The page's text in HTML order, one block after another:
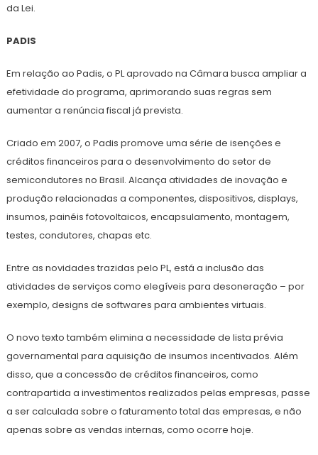
da Lei.
PADIS
Em relação ao Padis, o PL aprovado na Câmara busca ampliar a
efetividade do programa, aprimorando suas regras sem
aumentar a renúncia fiscal já prevista.
Criado em 2007, o Padis promove uma série de isenções e
créditos financeiros para o desenvolvimento do setor de
semicondutores no Brasil. Alcança atividades de inovação e
produção relacionadas a componentes, dispositivos, displays,
insumos, painéis fotovoltaicos, encapsulamento, montagem,
testes, condutores, chapas etc.
Entre as novidades trazidas pelo PL, está a inclusão das
atividades de serviços como elegíveis para desoneração – por
exemplo, designs de softwares para ambientes virtuais.
O novo texto também elimina a necessidade de lista prévia
governamental para aquisição de insumos incentivados. Além
disso, que a concessão de créditos financeiros, como
contrapartida a investimentos realizados pelas empresas, passe
a ser calculada sobre o faturamento total das empresas, e não
apenas sobre as vendas internas, como ocorre hoje.